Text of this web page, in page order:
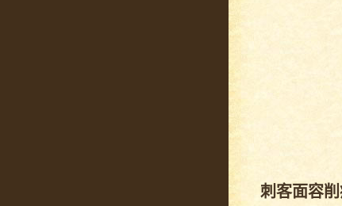
刺客面容削